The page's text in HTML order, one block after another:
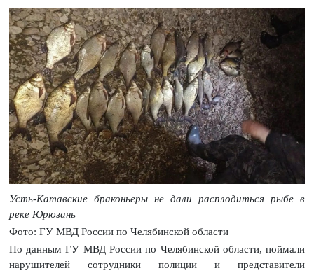
Усть-Катавские браконьеры не дали расплодиться рыбе в
реке Юрюзань
Фото: ГУ МВД России по Челябинской области
По данным ГУ МВД России по Челябинской области, поймали
нарушителей сотрудники полиции и представители